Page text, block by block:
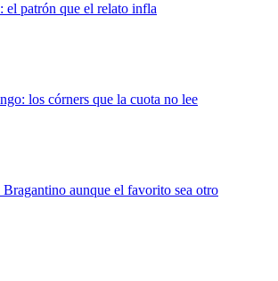
el patrón que el relato infla
los córners que la cuota no lee
aunque el favorito sea otro